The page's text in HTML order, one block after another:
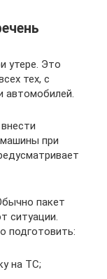
утере. Это
тех, с
автомобилей.
машины при
пакет
ситуации.
подготовить:
на ТС;